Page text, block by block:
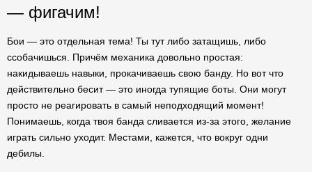
— фигачим!
Бои — это отдельная тема! Ты тут либо затащишь, либо
ссобачишься. Причём механика довольно простая:
накидываешь навыки, прокачиваешь свою банду. Но вот что
действительно бесит — это иногда тупящие боты. Они могут
просто не реагировать в самый неподходящий момент!
Понимаешь, когда твоя банда сливается из-за этого, желание
играть сильно уходит. Местами, кажется, что вокруг одни
дебилы.